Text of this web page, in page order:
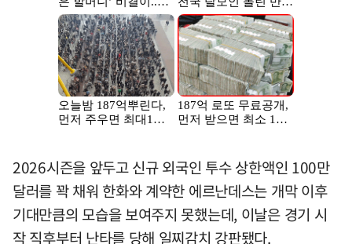
2026시즌을 앞두고 신규 외국인 투수 상한액인 100만
달러를 꽉 채워 한화와 계약한 에르난데스는 개막 이후
기대만큼의 모습을 보여주지 못했는데, 이날은 경기 시
작 직후부터 난타를 당해 일찌감치 강판됐다.